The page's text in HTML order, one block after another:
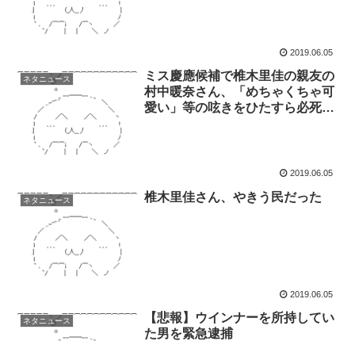
2019.06.05
ネタニュース
ミス慶應候補で椎木里佳の親友の
村中暖奈さん、「めちゃくちゃ可
愛い」等の呟きをひたすら必死に
2019.06.05
ネタニュース 椎木里佳さん、やきう民だった
2019.06.05
ネタニュース
【悲報】ウインナーを所持してい
た男を緊急逮捕